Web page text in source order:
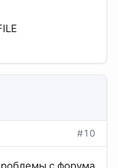
#10